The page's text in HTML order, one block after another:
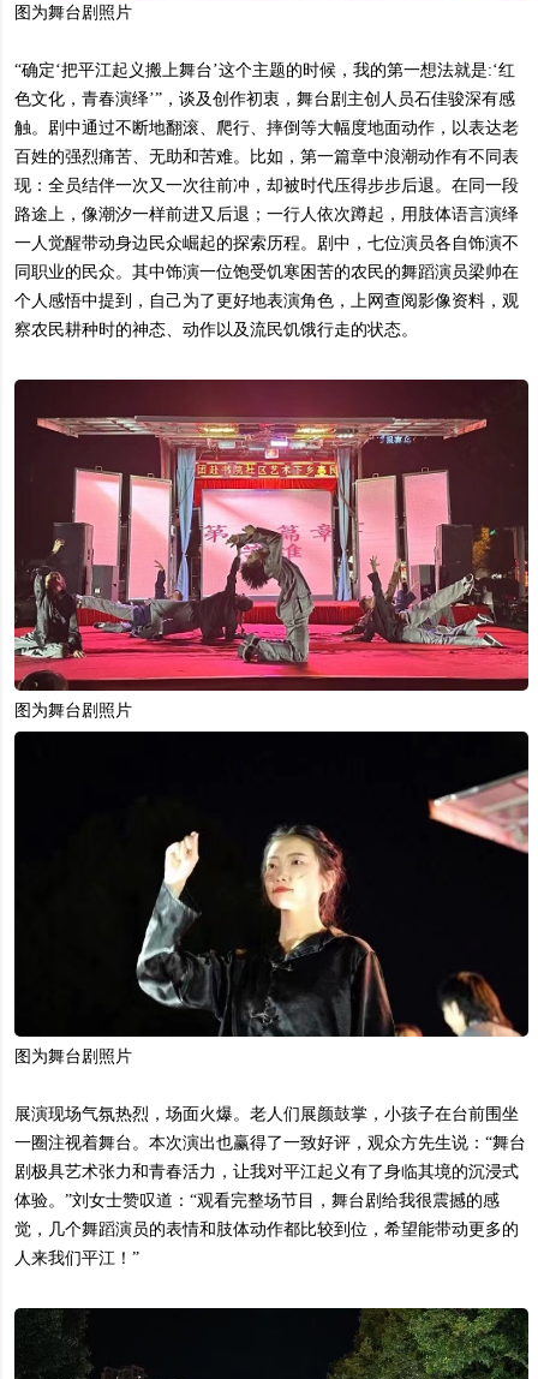
图为舞台剧照片
“确定‘把平江起义搬上舞台’这个主题的时候，我的第一想法就是:‘红
色文化，青春演绎’”，谈及创作初衷，舞台剧主创人员石佳骏深有感
触。剧中通过不断地翻滚、爬行、摔倒等大幅度地面动作，以表达老
百姓的强烈痛苦、无助和苦难。比如，第一篇章中浪潮动作有不同表
现：全员结伴一次又一次往前冲，却被时代压得步步后退。在同一段
路途上，像潮汐一样前进又后退；一行人依次蹲起，用肢体语言演绎
一人觉醒带动身边民众崛起的探索历程。剧中，七位演员各自饰演不
同职业的民众。其中饰演一位饱受饥寒困苦的农民的舞蹈演员梁帅在
个人感悟中提到，自己为了更好地表演角色，上网查阅影像资料，观
察农民耕种时的神态、动作以及流民饥饿行走的状态。
图为舞台剧照片
图为舞台剧照片
展演现场气氛热烈，场面火爆。老人们展颜鼓掌，小孩子在台前围坐
一圈注视着舞台。本次演出也赢得了一致好评，观众方先生说：“舞台
剧极具艺术张力和青春活力，让我对平江起义有了身临其境的沉浸式
体验。”刘女士赞叹道：“观看完整场节目，舞台剧给我很震撼的感
觉，几个舞蹈演员的表情和肢体动作都比较到位，希望能带动更多的
人来我们平江！”